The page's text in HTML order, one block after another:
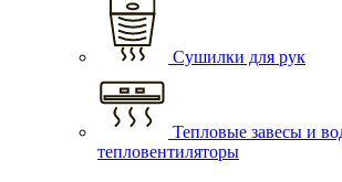
Сушилки для рук
Тепловые завесы и
тепловентиляторы